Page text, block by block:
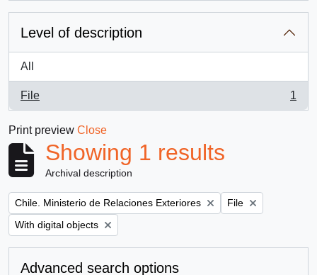
Level of description
All
File
, 1 results
1
Print preview Close
Showing 1 results
Archival description
Remove filter:
Chile. Ministerio de Relaciones Exteriores Remove filter:
File
Remove filter:
With digital objects
Advanced search options